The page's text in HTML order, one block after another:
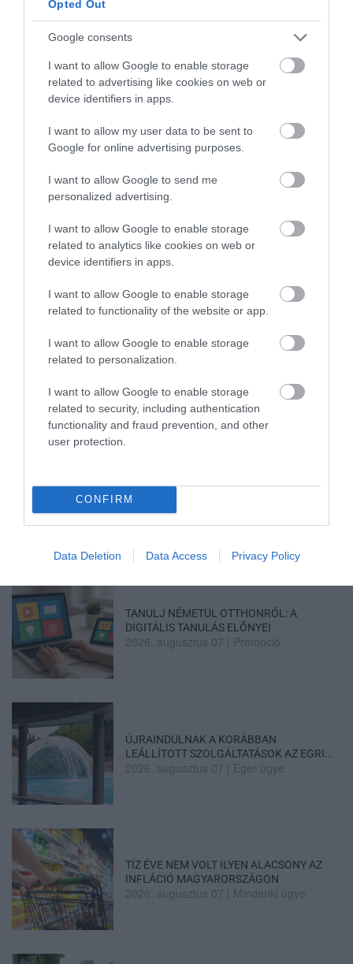
Opted Out
Google consents
I want to allow Google to enable storage
related to advertising like cookies on web or
device identifiers in apps.
I want to allow my user data to be sent to
Google for online advertising purposes.
I want to allow Google to send me
personalized advertising.
I want to allow Google to enable storage
related to analytics like cookies on web or
device identifiers in apps.
I want to allow Google to enable storage
related to functionality of the website or app.
I want to allow Google to enable storage
related to personalization.
I want to allow Google to enable storage
related to security, including authentication
functionality and fraud prevention, and other
user protection.
CONFIRM
Data Deletion Data Access Privacy Policy
ELNÖKNEK A TISZA
2026. augusztus 08|Mindenki ügye
ÚJ MAGYAR KÜLÜGYI STRATÉGIA KÉSZÜL,
TELJES SZAKÍTÁS JÖN A...
2026. augusztus 08
TATA ELBŰVÖLŐ LÁTVÁNYOSSÁGAI,
2026. augusztus 08|Promóció
TÖBB MINT EGY HÓNAP IS LEHET, MIRE
TELJESEN ÚJRAINDUL A P...
2026. augusztus 07
TANULJ NÉMETÜL OTTHONRÓL: A
DIGITÁLIS TANULÁS ELŐNYEI
2026. augusztus 07 Promóció
ÚJRAINDULNAK A KORÁBBAN
LEÁLLÍTOTT SZOLGÁLTATÁSOK AZ EGRI...
2026. augusztus 07 Eger ügye
TÍZ ÉVE NEM VOLT ILYEN ALACSONY AZ
INFLÁCIÓ MAGYARORSZÁGON
2026. augusztus 07 Mindenki ügye